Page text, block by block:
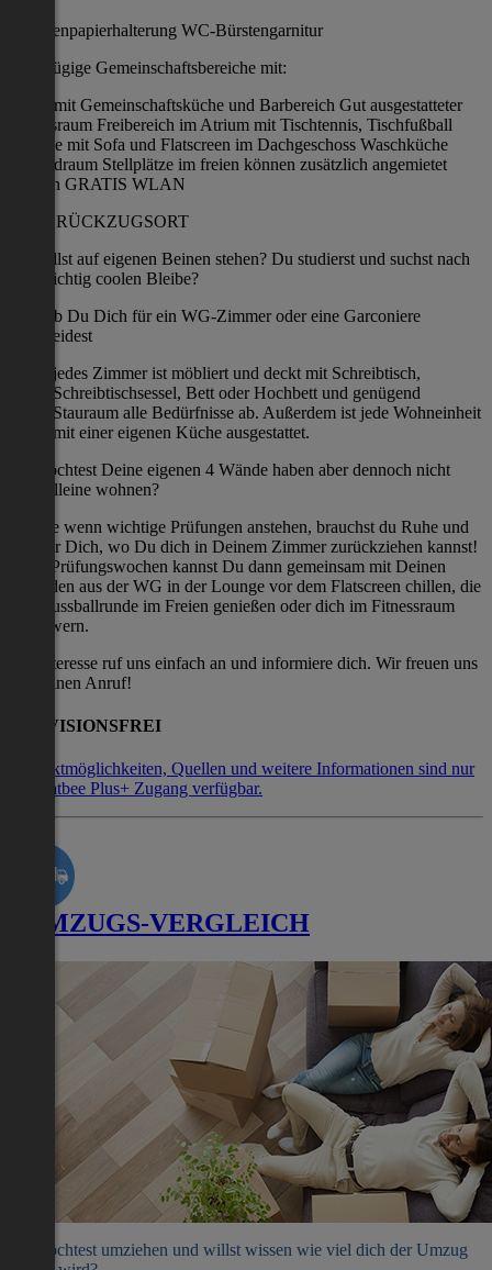
Toilettenpapierhalterung WC-Bürstengarnitur
Großzügige Gemeinschaftsbereiche mit:
Foyer mit Gemeinschaftsküche und Barbereich Gut ausgestatteter
Fitnessraum Freibereich im Atrium mit Tischtennis, Tischfußball
Lounge mit Sofa und Flatscreen im Dachgeschoss Waschküche
Fahrradraum Stellplätze im freien können zusätzlich angemietet
werden GRATIS WLAN
DEIN RÜCKZUGSORT
Du willst auf eigenen Beinen stehen? Du studierst und suchst nach
einer richtig coolen Bleibe?
Egal ob Du Dich für ein WG-Zimmer oder eine Garconiere
entscheidest
jedes Zimmer ist möbliert und deckt mit Schreibtisch,
Schreibtischsessel, Bett oder Hochbett und genügend
Stauraum alle Bedürfnisse ab. Außerdem ist jede Wohneinheit
mit einer eigenen Küche ausgestattet.
Du möchtest Deine eigenen 4 Wände haben aber dennoch nicht
ganz alleine wohnen?
Gerade wenn wichtige Prüfungen anstehen, brauchst du Ruhe und
Zeit für Dich, wo Du dich in Deinem Zimmer zurückziehen kannst!
Nach Prüfungswochen kannst Du dann gemeinsam mit Deinen
Freunden aus der WG in der Lounge vor dem Flatscreen chillen, die
Tischfussballrunde im Freien genießen oder dich im Fitnessraum
auspowern.
Bei Interesse ruf uns einfach an und informiere dich. Wir freuen uns
auf deinen Anruf!
PROVISIONSFREI
Kontaktmöglichkeiten, Quellen und weitere Informationen sind nur
mit Flatbee Plus+ Zugang verfügbar.
UMZUGS-VERGLEICH
Du möchtest umziehen und willst wissen wie viel dich der Umzug